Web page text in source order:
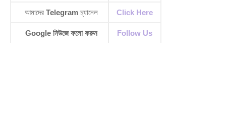
আমাদের Telegramচ্যানেল Click Here
Google নিউজে ফলো করুন Follow Us